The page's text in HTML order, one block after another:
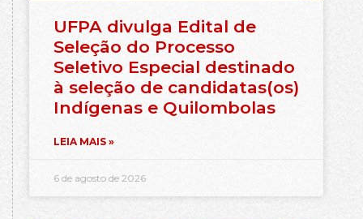
UFPA divulga Edital de
Seleção do Processo
Seletivo Especial destinado
à seleção de candidatas(os)
Indígenas e Quilombolas
LEIA MAIS »
6 de agosto de 2026